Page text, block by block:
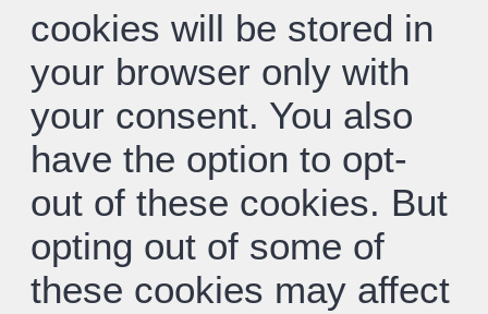
cookies will be stored in
your browser only with
your consent. You also
have the option to opt-
out of these cookies. But
opting out of some of
these cookies may affect